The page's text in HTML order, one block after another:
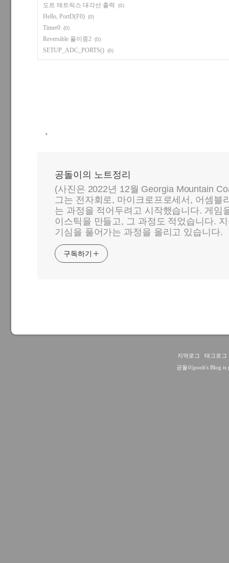
도트 매트릭스 대각선 출력 (0)
Hello, PortD(F0) (0)
Timer0 (0)
Reversible 풀이중2 (0)
SETUP_ADC_PORTS() (0)
,
공돌이의 노트정리
(사진은 2022년 12월 Georgia Mountain
그는 전자회로, 마이크로프로세서, 어셈블
는 과정을 적어두려고 시작했습니다. 게임
이스틱을 만들고, 그 과정도 적었습니다.
기심을 풀어가는 과정을 올리고 있습니다.
구독하기
지역로그 : 태그로그
공돌이pooh's Blog is